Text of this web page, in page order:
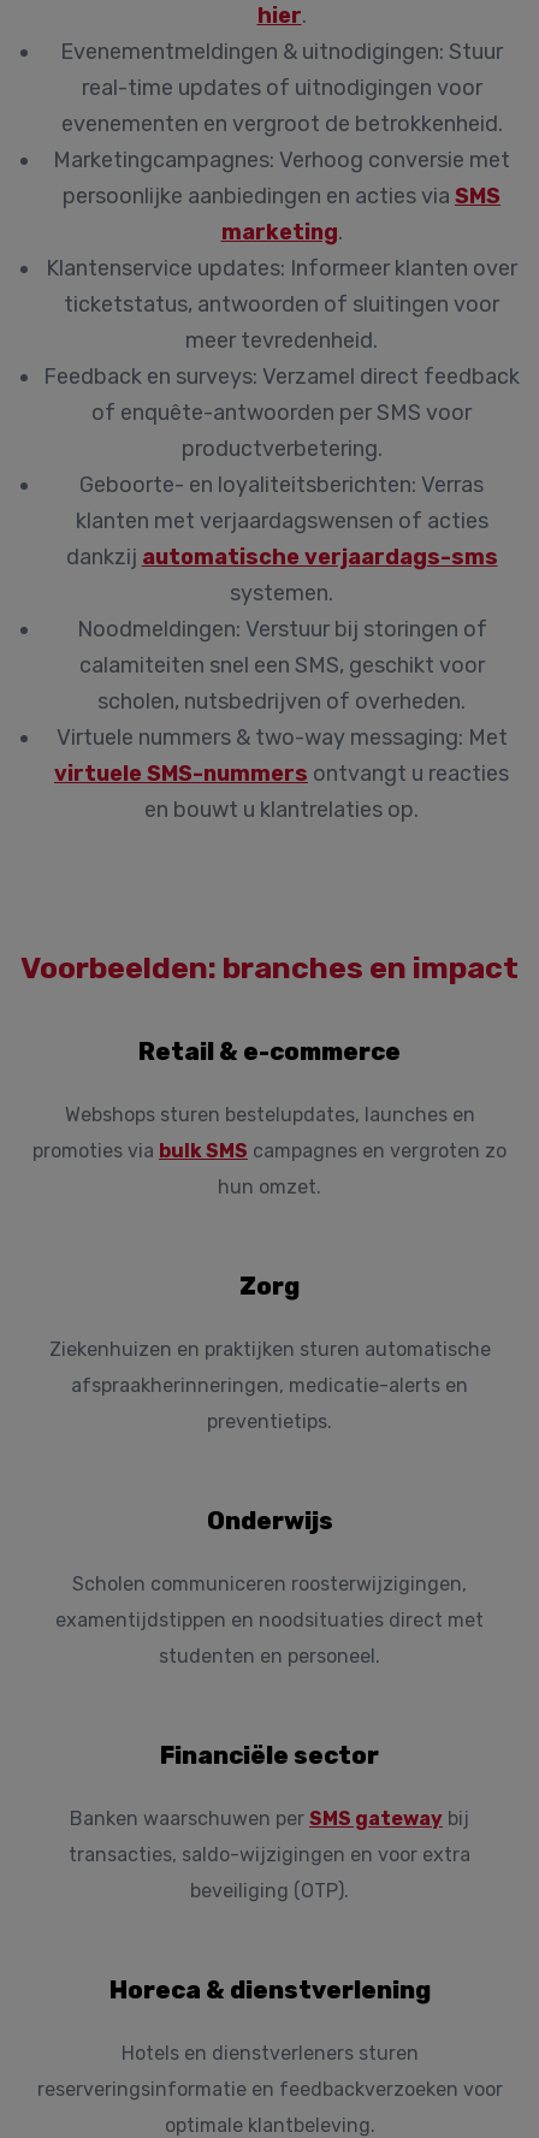
hier.
Evenementmeldingen & uitnodigingen: Stuur
real-time updates of uitnodigingen voor
evenementen en vergroot de betrokkenheid.
Marketingcampagnes: Verhoog conversie met
persoonlijke aanbiedingen en acties via SMS
marketing.
Klantenservice updates: Informeer klanten over
ticketstatus, antwoorden of sluitingen voor
meer tevredenheid.
Feedback en surveys: Verzamel direct feedback
of enquête-antwoorden per SMS voor
productverbetering.
Geboorte- en loyaliteitsberichten: Verras
klanten met verjaardagswensen of acties
dankzij automatische verjaardags-sms
systemen.
Noodmeldingen: Verstuur bij storingen of
calamiteiten snel een SMS, geschikt voor
scholen, nutsbedrijven of overheden.
Virtuele nummers & two-way messaging: Met
virtuele SMS-nummers ontvangt u reacties
en bouwt u klantrelaties op.
Voorbeelden: branches en impact
Retail & e-commerce
Webshops sturen bestelupdates, launches en
promoties via bulk SMS campagnes en vergroten zo
hun omzet.
Zorg
Ziekenhuizen en praktijken sturen automatische
afspraakherinneringen, medicatie-alerts en
preventietips.
Onderwijs
Scholen communiceren roosterwijzigingen,
examentijdstippen en noodsituaties direct met
studenten en personeel.
Financiële sector
Banken waarschuwen per SMS gateway bij
transacties, saldo-wijzigingen en voor extra
beveiliging (OTP).
Horeca & dienstverlening
Hotels en dienstverleners sturen
reserveringsinformatie en feedbackverzoeken voor
optimale klantbeleving.